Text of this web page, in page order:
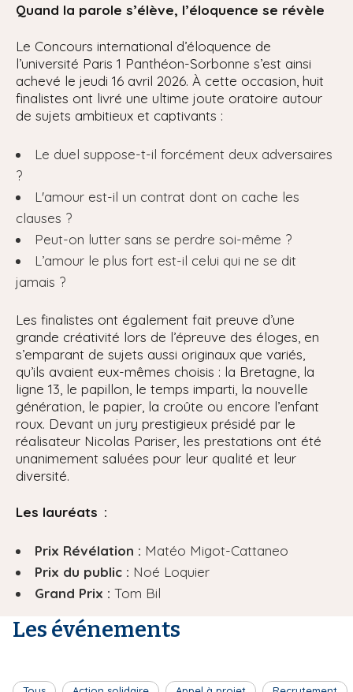
Quand la parole s’élève, l’éloquence se révèle
Le Concours international d’éloquence de
l’université Paris 1 Panthéon-Sorbonne s’est ainsi
achevé le jeudi 16 avril 2026. À cette occasion, huit
finalistes ont livré une ultime joute oratoire autour
de sujets ambitieux et captivants :
Le duel suppose-t-il forcément deux adversaires
?
L'amour est-il un contrat dont on cache les
clauses ?
Peut-on lutter sans se perdre soi-même ?
L’amour le plus fort est-il celui qui ne se dit
jamais ?
Les finalistes ont également fait preuve d’une
grande créativité lors de l’épreuve des éloges, en
s’emparant de sujets aussi originaux que variés,
qu’ils avaient eux-mêmes choisis : la Bretagne, la
ligne 13, le papillon, le temps imparti, la nouvelle
génération, le papier, la croûte ou encore l’enfant
roux. Devant un jury prestigieux présidé par le
réalisateur Nicolas Pariser, les prestations ont été
unanimement saluées pour leur qualité et leur
diversité.
Les lauréats :
Prix Révélation : Matéo Migot-Cattaneo
Prix du public : Noé Loquier
Grand Prix : Tom Bil
Les événements